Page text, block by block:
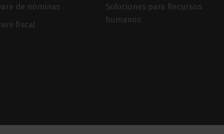
de nóminas
fiscal
Soluciones para Recursos
humanos